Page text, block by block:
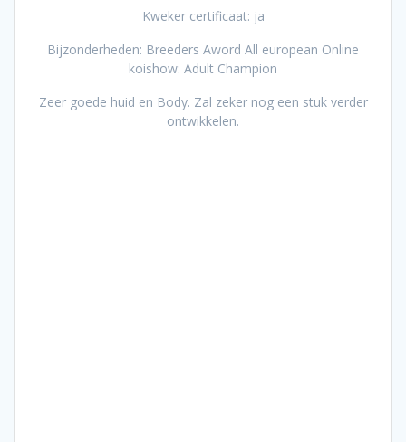
Kweker certificaat: ja
Bijzonderheden: Breeders Aword All european Online
koishow: Adult Champion
Zeer goede huid en Body. Zal zeker nog een stuk verder
ontwikkelen.